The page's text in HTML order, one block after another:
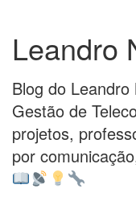
conteúdo
menu
principal
Leandro
Blog do
Gestão de
projetos,
por